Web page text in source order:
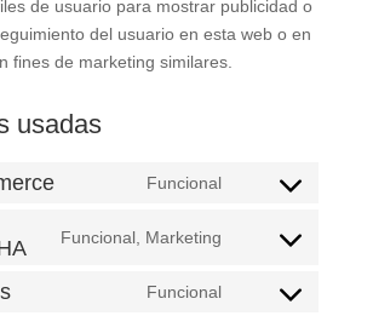
de usuario para mostrar publicidad o
del usuario en esta web o en
fines de marketing similares.
usadas
Funcional
CONSENT
SERVICE
Funcional, Marketing
CONSENT
SERVICE
Funcional
CONSENT